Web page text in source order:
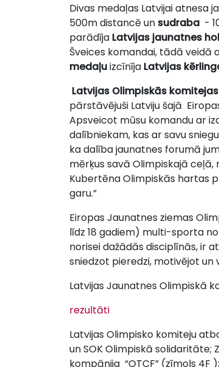
Divas medaļas Latvijai atnesa
500m distancē un sudraba -
parādīja Latvijas jaunatnes
Šveices komandai, tādā veidā
medaļuizcīnīja Latvijas
Latvijas Olimpiskās
pārstāvējuši Latviju šajā
Apsveicot mūsu komandu ar
dalībniekam, kas ar savu
ka dalība jaunatnes forumā
mērķus savā Olimpiskajā
Kubertēna Olimpiskās hartas
garu.”
Eiropas Jaunatnes ziemas
līdz 18 gadiem) multi-sporta
norisei dažādās disciplīnās, ir
sniedzot pieredzi, motivējot
Latvijas Jaunatnes Olimpiskā
rezultāti
Latvijas Olimpisko komiteju
un SOK Olimpiskā solidaritāte;
kompānija “OTCF” (zīmols 4F